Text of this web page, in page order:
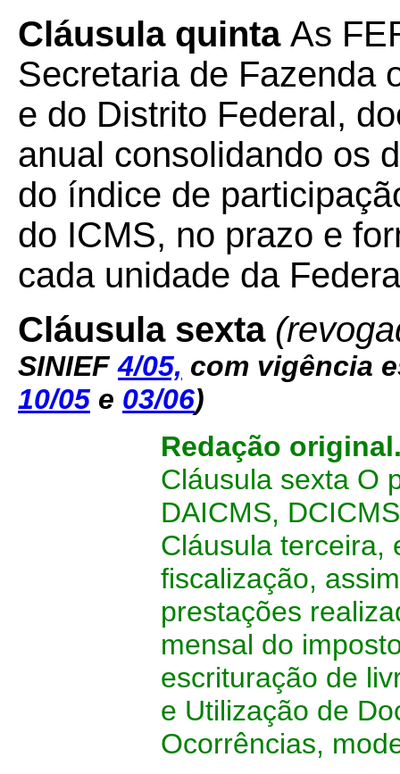
Cláusula quinta As
Secretaria de Fazenda
e do Distrito Federal,
anual consolidando os
do índice de
do ICMS, no prazo e
cada unidade da
Cláusula sexta
SINIEF 4/05, com vigência
10/05 e 03/06)
Redação
Cláusula sexta O
DAICMS,
Cláusula terceira,
fiscalização,
prestações
mensal do
escrituração de
e Utilização de
Ocorrências,